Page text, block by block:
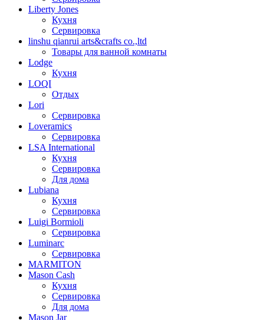
Liberty Jones
Кухня
Сервировка
linshu qianrui arts&crafts co.,ltd
Товары для ванной комнаты
Lodge
Кухня
LOQI
Отдых
Lori
Сервировка
Loveramics
Сервировка
LSA International
Кухня
Сервировка
Для дома
Lubiana
Кухня
Сервировка
Luigi Bormioli
Сервировка
Luminarc
Сервировка
MARMITON
Mason Cash
Кухня
Сервировка
Для дома
Mason Jar